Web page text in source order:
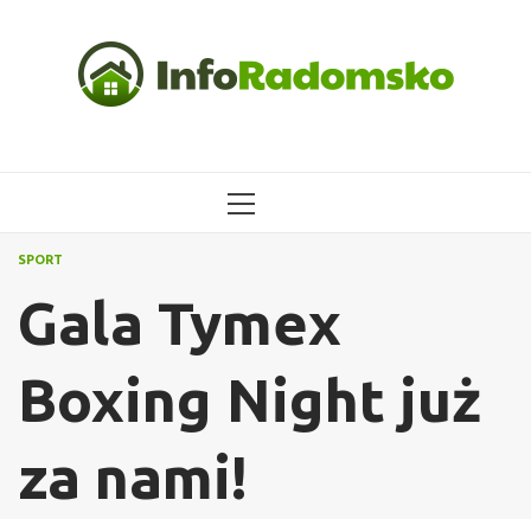
MENU
SPORT
Gala Tymex
Boxing Night już
za nami!